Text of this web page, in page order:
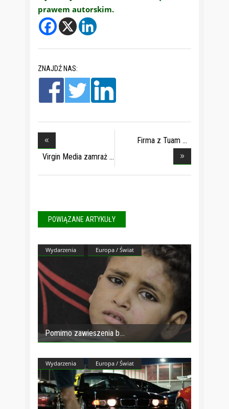
prawem autorskim.
ZNAJDŹ NAS:
Virgin Media zamraż
Firma z Tuam
POWIĄZANE ARTYKUŁY
Wydarzenia Europa / Świat
Pomimo zawieszenia b
Wydarzenia Europa / Świat